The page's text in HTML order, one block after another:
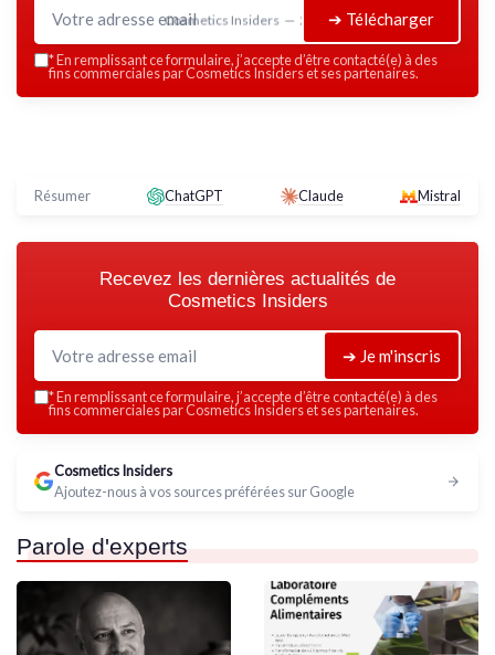
Cosmetics Insiders — 2026➔ Télécharger
*En remplissant ce formulaire, j’accepte d’être contacté(e) à des
fins commerciales par Cosmetics Insiders et ses partenaires.
Résumer ChatGPT Claude Mistral
Recevez les dernières actualités de
Cosmetics Insiders
➔ Je m'inscris
*En remplissant ce formulaire, j’accepte d’être contacté(e) à des
fins commerciales par Cosmetics Insiders et ses partenaires.
Cosmetics Insiders
Ajoutez-nous à vos sources préférées sur Google
Parole d'experts